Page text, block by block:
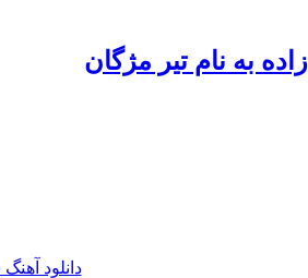
به نام تیر مژگان
دانلود